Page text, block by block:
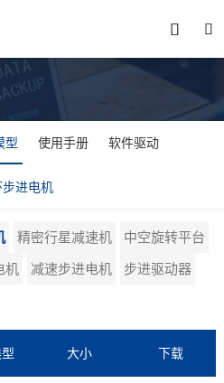


型 使用手册 软件驱动
进电机
精密行星减速机
中空旋转平台
机 减速步进电机 步进驱动器
大小 下载